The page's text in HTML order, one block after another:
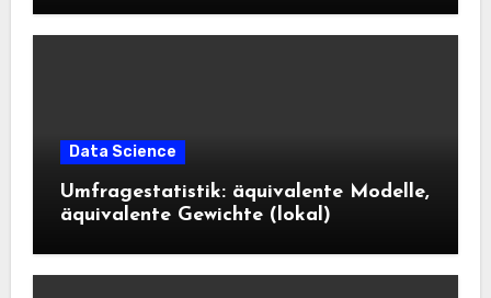
Data Science
Umfragestatistik: äquivalente Modelle,
äquivalente Gewichte (lokal)